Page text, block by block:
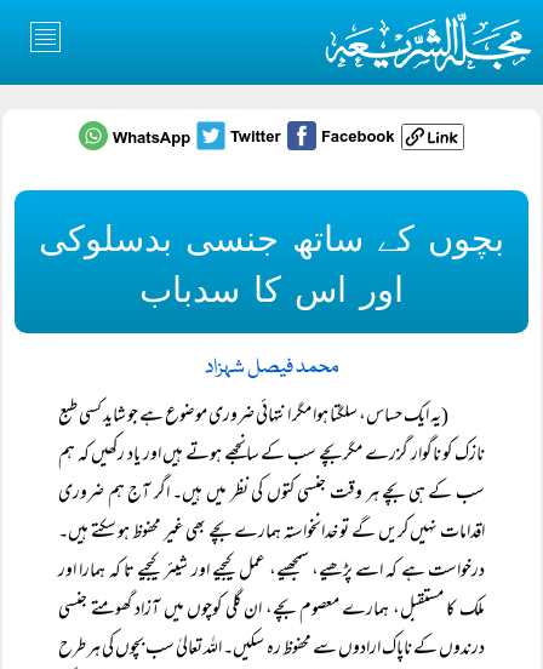
بچوں کے ساتھ جنسی بدسلوکی
اور اس کا سدباب
محمد فیصل شہزاد
(یہ ایک حساس، سلگتا ہوا مگر انتہائی ضروری موضوع ہے جو شاید کسی طبع
نازک کو ناگوار گزرے مگر بچے سب کے سانجھے ہوتے ہیں اور یاد رکھیں کہ ہم
سب کے ہی بچے ہر وقت جنسی کتوں کی نظر میں ہیں۔ اگر آج ہم ضروری
اقدامات نہیں کریں گے تو خدانخواستہ ہمارے بچے بھی غیر محفوظ ہو سکتے ہیں۔
درخواست ہے کہ اسے پڑھیے، سمجھیے، عمل کیجیے اور شیئر کیجیے تا کہ ہمارا اور
ملک کا مستقبل، ہمارے معصوم بچے، ان گلی کوچوں میں آزاد گھومتے جنسی
درندوں کے ناپاک ارادوں سے محفوظ رہ سکیں۔ اللہ تعالیٰ سب بچوں کی ہر طرح